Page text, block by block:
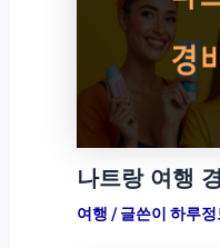
나트랑 여행
여행 / 글쓴이 하루정